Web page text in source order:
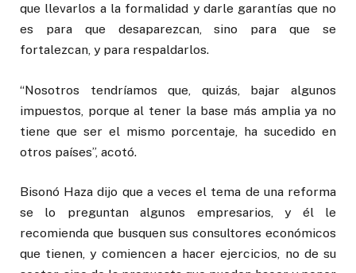
que llevarlos a la formalidad y darle garantías que no
es para que desaparezcan, sino para que se
fortalezcan, y para respaldarlos.
“Nosotros tendríamos que, quizás, bajar algunos
impuestos, porque al tener la base más amplia ya no
tiene que ser el mismo porcentaje, ha sucedido en
otros países”, acotó.
Bisonó Haza dijo que a veces el tema de una reforma
se lo preguntan algunos empresarios, y él le
recomienda que busquen sus consultores económicos
que tienen, y comiencen a hacer ejercicios, no de su